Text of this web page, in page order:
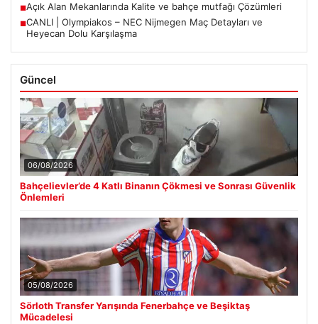
■Açık Alan Mekanlarında Kalite ve bahçe mutfağı Çözümleri
■CANLI | Olympiakos – NEC Nijmegen Maç Detayları ve
Heyecan Dolu Karşılaşma
Güncel
06/08/2026
Bahçelievler’de 4 Katlı Binanın Çökmesi ve Sonrası Güvenlik
Önlemleri
05/08/2026
Sörloth Transfer Yarışında Fenerbahçe ve Beşiktaş
Mücadelesi